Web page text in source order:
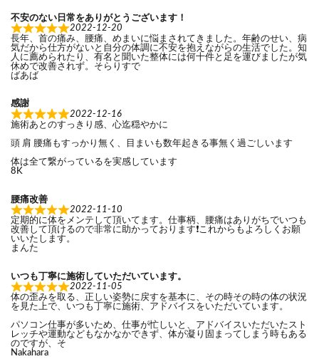
不安のない日常をありがとうございます！
2022-12-20
長年、首の痛み、腰痛、めまいに悩まされてきました。年齢のせい、病
気だから仕方がないと自分の体調に不安を抱えながらの生活でした。知
人に薦められたり、有名と聞いた整体には何十件と足を運びましたが気
休めで改善されず。そらりすで
ばあば
感謝
2022-12-16
施術あとのすっきり感、心迄穏やかに
頭 肩 腰痛もすっかり無く、目まいも数年起きる事無く過ごしいます
体は全て繋がっているを実感しています
8K
腰痛改善
2022-11-10
定期的に体をメンテして頂いてます。仕事柄、腰痛はありがちでいつも
改善して頂けるので非常に助かっております❗これからもよろしくお願
いいたします。
まんた
いつも丁寧に施術していただいています。
2022-11-05
体の歪みを取る、正しい姿勢に戻すを基本に、その時その時の体の状況
を見た上で、いつも丁寧に施術、アドバイスをいただいています。
パソコン仕事が多いため、仕事が忙しいと、アドバイスいただいたスト
レッチや運動などもなかなかできず、体が凝り固まってしまう時もある
のですが、そ
Nakahara